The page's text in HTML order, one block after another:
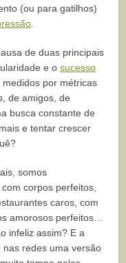
(ou para gatilhos)
de duas principais
e osucesso
por métricas
de amigos, de
busca constante de
e tentar crescer
somos
corpos perfeitos,
caros, com
amorosos perfeitos…
infeliz assim? E a
nas redes uma versão